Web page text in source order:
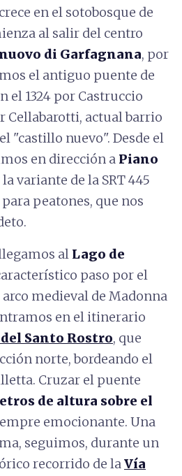
en el sotobosque de
al salir del centro
di Garfagnana, por
el antiguo puente de
el 1324 por Castruccio
Cellabarotti, actual barrio
"castillo nuevo". Desde el
en dirección a Piano
variante de la SRT 445
peatones, que nos
al Lago de
paso por el
medieval de Madonna
en el itinerario
Santo Rostro, que
norte, bordeando el
Cruzar el puente
de altura sobre el
emocionante. Una
seguimos, durante un
recorrido de laVía